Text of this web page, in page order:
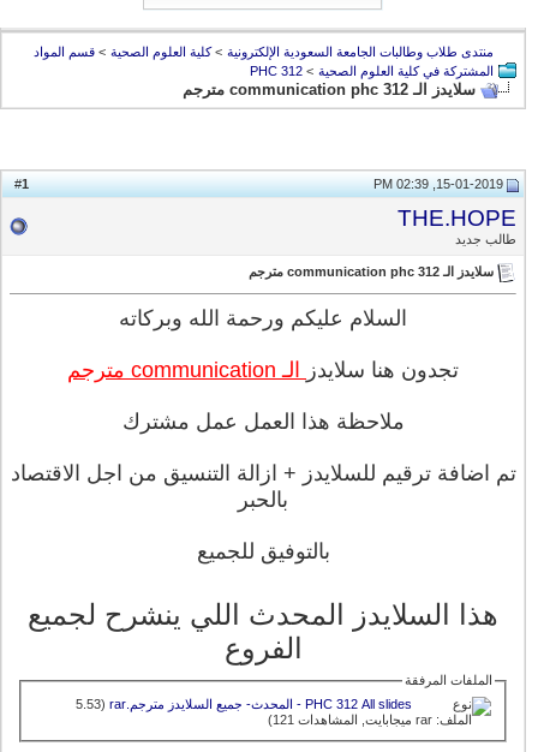
منتدى طلاب وطالبات الجامعة السعودية الإلكترونية > كلية العلوم الصحية > قسم المواد
المشتركة في كلية العلوم الصحية >
PHC 312
سلايدز الـ communication phc 312 مترجم
15-01-2019, 02:39 PM
THE.HOPE
طالب جديد
سلايدز الـ communication phc 312 مترجم
السلام عليكم ورحمة الله وبركاته
تجدون هنا سلايدزالـ communication مترجم
ملاحظة هذا العمل عمل مشترك
تم اضافة ترقيم للسلايدز + ازالة التنسيق من اجل الاقتصاد
بالحبر
بالتوفيق للجميع
هذا السلايدز المحدث اللي ينشرح لجميع
الفروع
الملفات المرفقة
PHC 312 All slides - المحدث- جميع السلايدز مترجم.rar‏
(5.53
ميجابايت, المشاهدات 121)